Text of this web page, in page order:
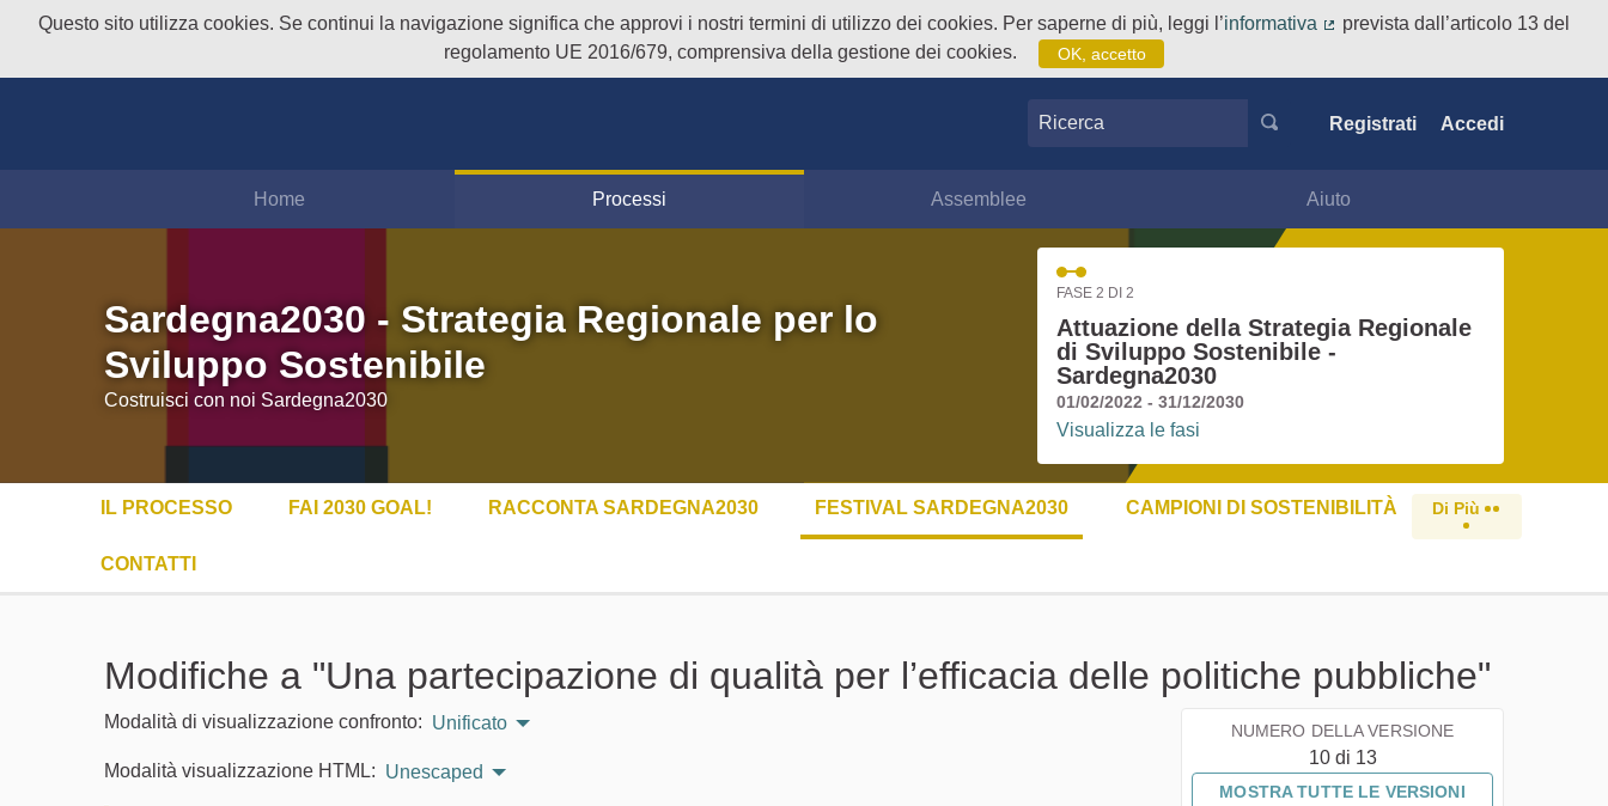
Questo sito utilizza cookies. Se continui la navigazione significa che approvi i nostri termini di utilizzo dei cookies. Per saperne di più, leggi l’informativa
prevista dall’articolo 13 del
regolamento UE 2016/679, comprensiva della gestione dei cookies.
OK, accetto
Ricerca Registrati Accedi
Home Processi Assemblee Aiuto
Sardegna2030 - Strategia Regionale per lo
Sviluppo Sostenibile
Costruisci con noi Sardegna2030
FASE 2 DI 2
Attuazione della Strategia Regionale
di Sviluppo Sostenibile -
Sardegna2030
01/02/2022 - 31/12/2030
Visualizza le fasi
IL PROCESSO FAI 2030 GOAL! RACCONTA SARDEGNA2030 FESTIVAL SARDEGNA2030 CAMPIONI DI SOSTENIBILITÀ
CONTATTI
Di Più
Modifiche a "Una partecipazione di qualità per l’efficacia delle politiche pubbliche"
Modalità di visualizzazione confronto: Unificato
Modalità visualizzazione HTML: Unescaped
NUMERO DELLA VERSIONE
10 di 13
MOSTRA TUTTE LE VERSIONI